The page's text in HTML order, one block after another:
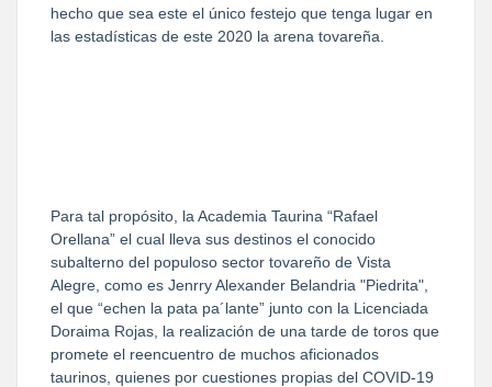
hecho que sea este el único festejo que tenga lugar en
las estadísticas de este 2020 la arena tovareña.
Para tal propósito, la Academia Taurina “Rafael
Orellana” el cual lleva sus destinos el conocido
subalterno del populoso sector tovareño de Vista
Alegre, como es Jenrry Alexander Belandria "Piedrita",
el que “echen la pata pa´lante” junto con la Licenciada
Doraima Rojas, la realización de una tarde de toros que
promete el reencuentro de muchos aficionados
taurinos, quienes por cuestiones propias del COVID-19